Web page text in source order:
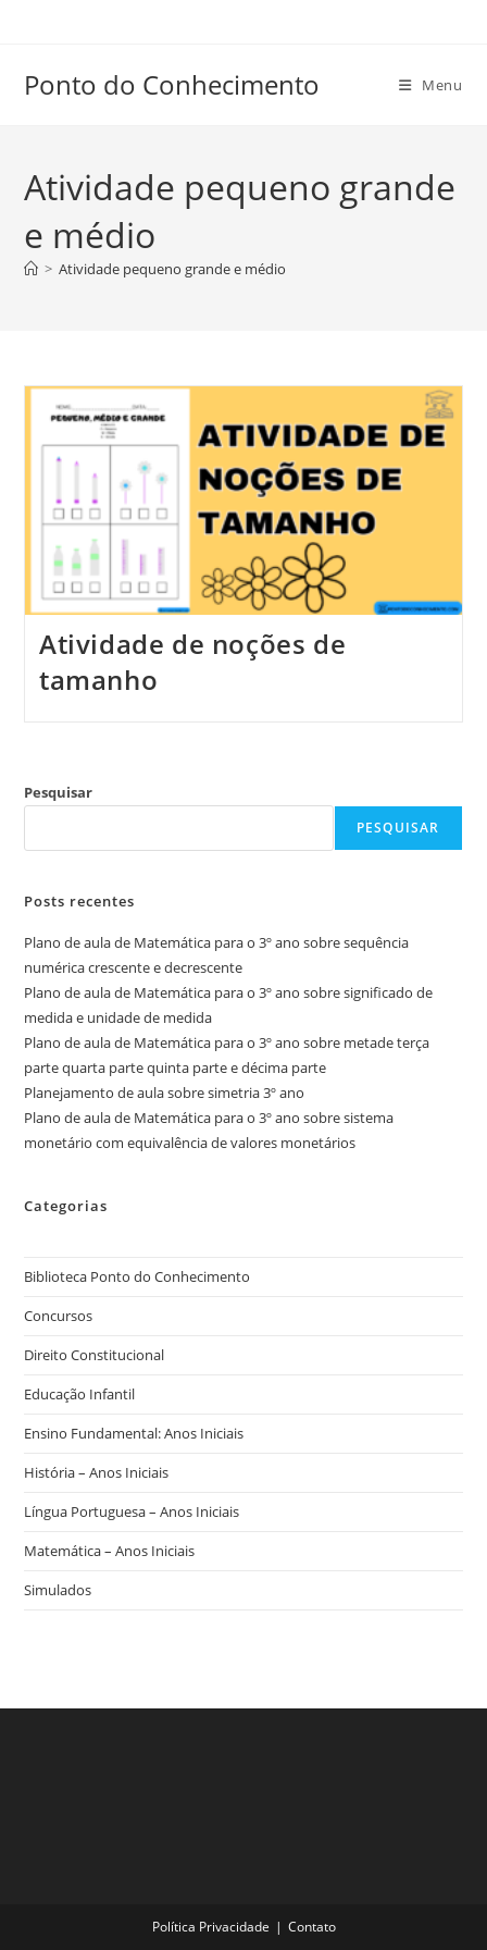
conteúdo
Ponto do Conhecimento Menu
Atividade pequeno grande
e médio
> Atividade pequeno grande e médio
Atividade de noções de
tamanho
Pesquisar
PESQUISAR
Posts recentes
Plano de aula de Matemática para o 3º ano sobre sequência
numérica crescente e decrescente
Plano de aula de Matemática para o 3º ano sobre significado de
medida e unidade de medida
Plano de aula de Matemática para o 3º ano sobre metade terça
parte quarta parte quinta parte e décima parte
Planejamento de aula sobre simetria 3º ano
Plano de aula de Matemática para o 3º ano sobre sistema
monetário com equivalência de valores monetários
Categorias
Biblioteca Ponto do Conhecimento
Concursos
Direito Constitucional
Educação Infantil
Ensino Fundamental: Anos Iniciais
História – Anos Iniciais
Língua Portuguesa – Anos Iniciais
Matemática – Anos Iniciais
Simulados
Política Privacidade Contato